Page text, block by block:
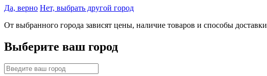
Да, верно Нет, выбрать другой город
От выбранного города зависят цены, наличие товаров и способы доставки
Выберите ваш город